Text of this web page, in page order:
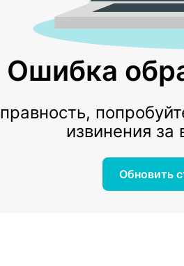
Ошибка
извинения за
Обновить